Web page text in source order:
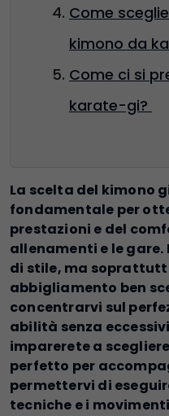
Come
kimono da
Come ci si
karate-gi?
La scelta del kimono
fondamentale per
prestazioni e del
allenamenti e le gare.
di stile, ma
abbigliamento ben
concentrarvi sul
abilità senza
imparerete a
perfetto per
permettervi di
tecniche e i